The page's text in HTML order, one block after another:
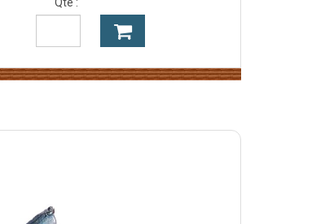
Qté :